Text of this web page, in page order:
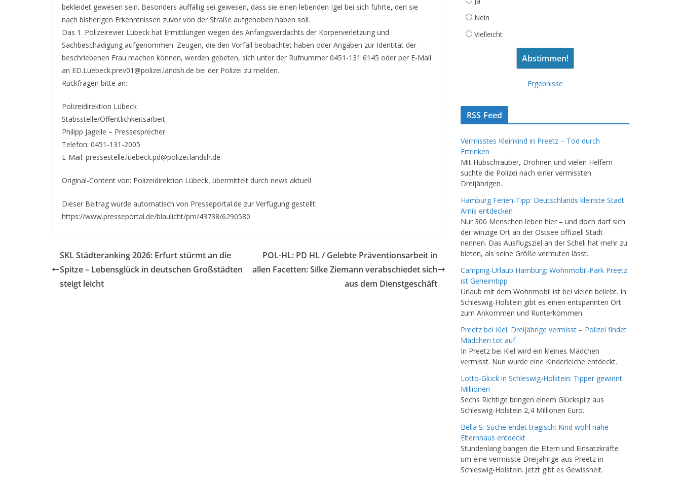
bekleidet gewesen sein. Besonders auffällig sei gewesen, dass sie einen lebenden Igel bei sich führte, den sie
nach bisherigen Erkenntnissen zuvor von der Straße aufgehoben haben soll.
Das 1. Polizeirevier Lübeck hat Ermittlungen wegen des Anfangsverdachts der Körperverletzung und
Sachbeschädigung aufgenommen. Zeugen, die den Vorfall beobachtet haben oder Angaben zur Identität der
beschriebenen Frau machen können, werden gebeten, sich unter der Rufnummer 0451-131 6145 oder per E-Mail
an ED.Luebeck.prev01@polizei.landsh.de bei der Polizei zu melden.
Rückfragen bitte an:
Polizeidirektion Lübeck
Stabsstelle/Öffentlichkeitsarbeit
Philipp Jagelle – Pressesprecher
Telefon: 0451-131-2005
E-Mail: pressestelle.luebeck.pd@polizei.landsh.de
Original-Content von: Polizeidirektion Lübeck, übermittelt durch news aktuell
Dieser Beitrag wurde automatisch von Presseportal.de zur Verfügung gestellt:
https://www.presseportal.de/blaulicht/pm/43738/6290580
SKL Städteranking 2026: Erfurt stürmt an die
Spitze – Lebensglück in deutschen Großstädten
steigt leicht
POL-HL: PD HL / Gelebte Präventionsarbeit in
allen Facetten: Silke Ziemann verabschiedet sich
aus dem Dienstgeschäft
Nein
Vielleicht
Ergebnisse
RSS Feed
Vermisstes Kleinkind in Preetz – Tod durch
Ertrinken
Mit Hubschrauber, Drohnen und vielen Helfern
suchte die Polizei nach einer vermissten
Dreijährigen.
Hamburg Ferien-Tipp: Deutschlands kleinste Stadt
Arnis entdecken
Nur 300 Menschen leben hier – und doch darf sich
der winzige Ort an der Ostsee offiziell Stadt
nennen. Das Ausflugsziel an der Scheli hat mehr zu
bieten, als seine Größe vermuten lässt.
Camping-Urlaub Hamburg: Wohnmobil-Park Preetz
ist Geheimtipp
Urlaub mit dem Wohnmobil ist bei vielen beliebt. In
Schleswig-Holstein gibt es einen entspannten Ort
zum Ankommen und Runterkommen.
Preetz bei Kiel: Dreijährige vermisst – Polizei findet
Mädchen tot auf
In Preetz bei Kiel wird ein kleines Mädchen
vermisst. Nun wurde eine Kinderleiche entdeckt.
Lotto-Glück in Schleswig-Holstein: Tipper gewinnt
Millionen
Sechs Richtige bringen einem Glückspilz aus
Schleswig-Holstein 2,4 Millionen Euro.
Bella S. Suche endet tragisch: Kind wohl nahe
Elternhaus entdeckt
Stundenlang bangen die Eltern und Einsatzkräfte
um eine vermisste Dreijährige aus Preetz in
Schleswig-Holstein. Jetzt gibt es Gewissheit.